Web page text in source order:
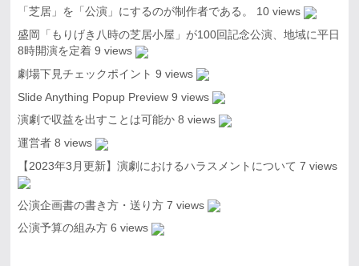
「芝居」を「公演」にするのが制作者である。
10 views
盛岡「もりげき八時の芝居小屋」が100回記念公演、地域に平日
8時開演を定着 9 views
劇場下見チェックポイント 9 views
Slide Anything Popup Preview 9 views
演劇で収益を出すことは可能か 8 views
運営者 8 views
【2023年3月更新】演劇におけるハラスメントについて 7 views
公演企画書の書き方・送り方 7 views
公演予算の組み方 6 views